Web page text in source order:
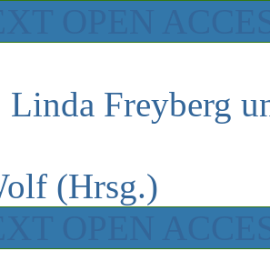
Linda Freyberg
(Hrsg.)